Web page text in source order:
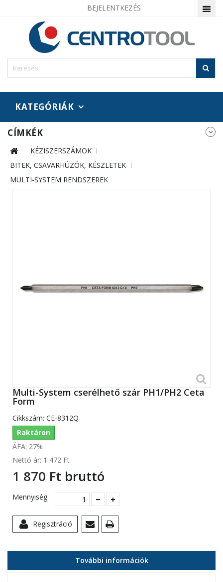
BEJELENTKEZÉS
KATEGÓRIÁK
CÍMKÉK
KÉZISZERSZÁMOK
BITEK, CSAVARHÚZÓK, KÉSZLETEK
MULTI-SYSTEM RENDSZEREK
Multi-System cserélhető szár PH1/PH2 Ceta
Form
Cikkszám: CE-8312Q
Raktáron
ÁFA: 27%
Nettó ár: 1 472 Ft‎
1 870 Ft‎ bruttó
Mennyiség
Regisztráció
További információk